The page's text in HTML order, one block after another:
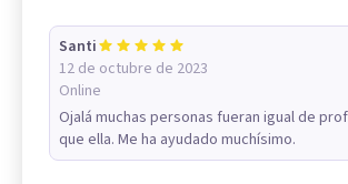
Santi
12 de octubre de 2023
Online
Ojalá muchas personas fueran igual de
que ella. Me ha ayudado muchísimo.